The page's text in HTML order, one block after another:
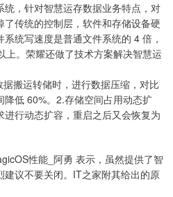
，针对智慧运存数据业务特点，对
传统的控制层，软件和存储设备硬
统写速度是普通文件系统的 4 倍，
上。荣耀还做了技术方案解决智慧运
搬运转储时，进行数据压缩，对比
低 60%。2.存储空间占用动态扩
行动态扩容，重启之后又会恢复为
性能_阿勇 表示，虽然提供了智
议不要关闭。IT之家附其给出的原